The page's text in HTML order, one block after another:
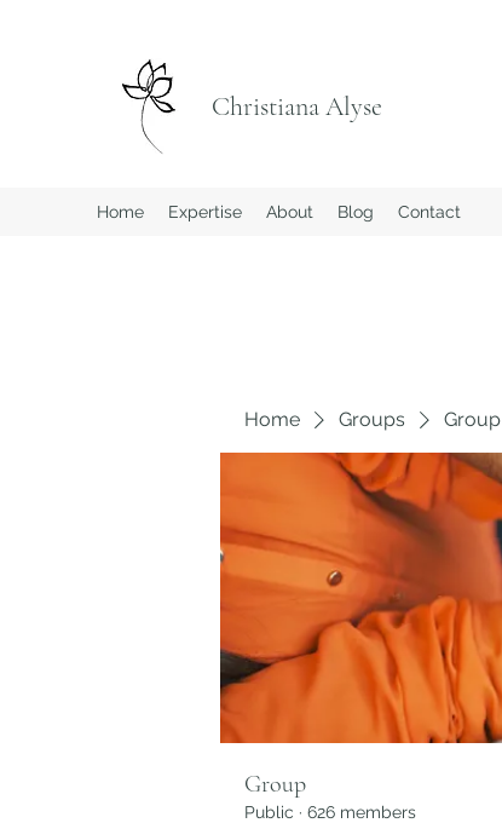
Christiana Alyse
Home Expertise About Blog Contact
Home Groups Group
Group
Public · 626 members